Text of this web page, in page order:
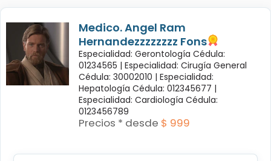
Medico. Angel Ram
Hernandezzzzzzzz Fons
Especialidad: Gerontología Cédula:
01234565 | Especialidad: Cirugía General
Cédula: 30002010 | Especialidad:
Hepatología Cédula: 012345677 |
Especialidad: Cardiología Cédula:
0123456789
Precios * desde $ 999